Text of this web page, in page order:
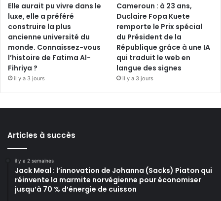
Elle aurait pu vivre dans le
luxe, elle a préféré
construire la plus
ancienne université du
monde. Connaissez-vous
l’histoire de Fatima Al-
Fihriya ?
il y a 3 jours
Cameroun : à 23 ans,
Duclaire Fopa Kuete
remporte le Prix spécial
du Président de la
République grâce à une IA
qui traduit le web en
langue des signes
il y a 3 jours
Articles à succès
il y a 2 semaines
Jack Meal : l’innovation de Johanna (Sacks) Piaton qui
réinvente la marmite norvégienne pour économiser
jusqu’à 70 % d’énergie de cuisson